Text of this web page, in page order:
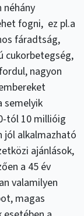
fogni, ez pl.a
fáradtság,
cukorbetegség,
nagyon
semelyik
tól 10 millióig
jól alkalmazható
ajánlások,
a 45 év
valamilyen
magas